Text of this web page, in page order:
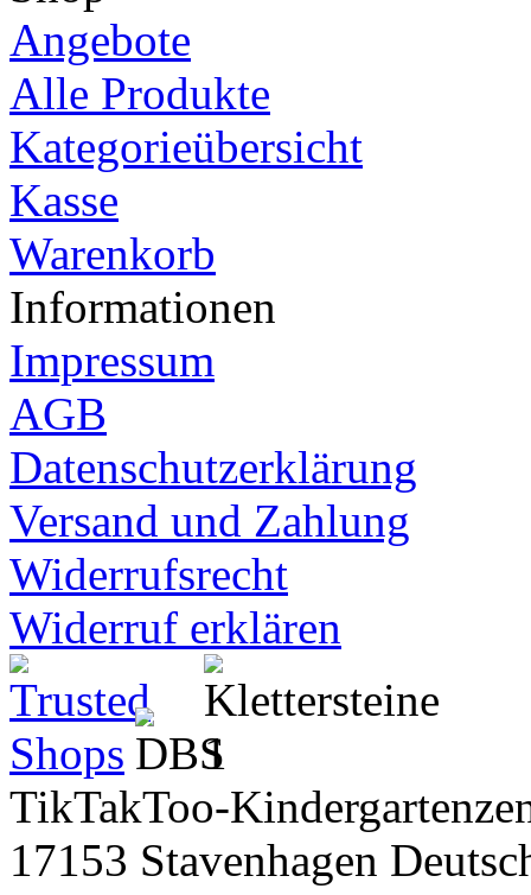
Angebote
Alle Produkte
Kategorieübersicht
Kasse
Warenkorb
Informationen
Impressum
AGB
Datenschutzerklärung
Versand und Zahlung
Widerrufsrecht
Widerruf erklären
TikTakToo-
17153 Stavenhagen